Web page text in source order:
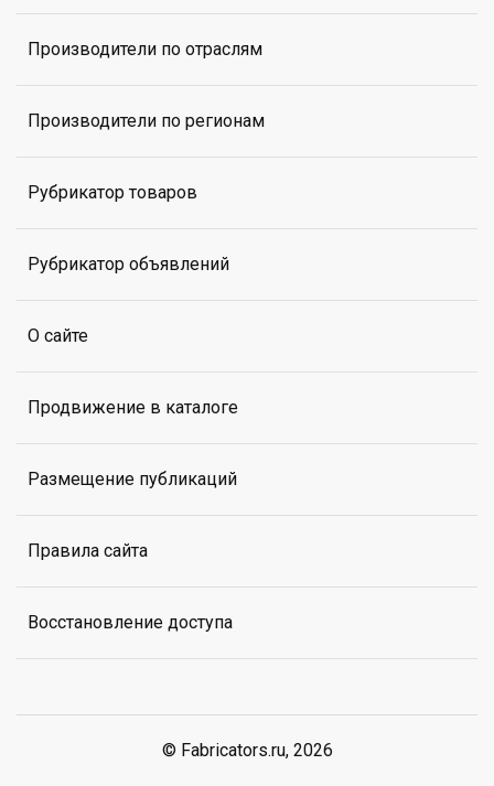
Производители по отраслям
Производители по регионам
Рубрикатор товаров
Рубрикатор объявлений
О сайте
Продвижение в каталоге
Размещение публикаций
Правила сайта
Восстановление доступа
© Fabricators.ru, 2026